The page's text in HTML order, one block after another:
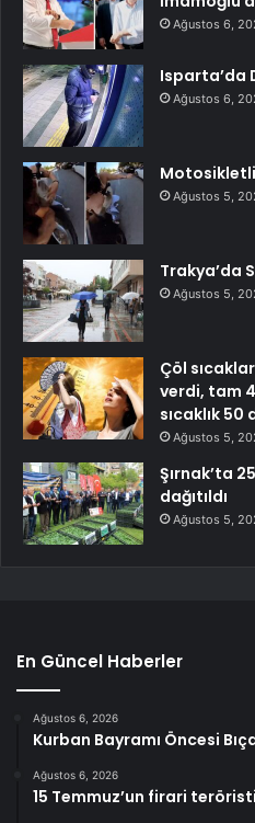
Ağustos 6,
Isparta’da
Ağustos 6,
Ağustos 5,
Trakya’da
Ağustos 5,
Çöl
verdi, tam
sıcaklık
Ağustos 5,
Şırnak’ta
dağıtıldı
Ağustos 5,
En Güncel Haberler
Ağustos 6, 2026
Kurban Bayramı Öncesi
Ağustos 6, 2026
15 Temmuz’un firari